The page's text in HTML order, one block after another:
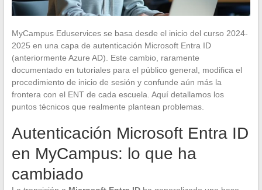
MyCampus Eduservices se basa desde el inicio del curso 2024-
2025 en una capa de autenticación Microsoft Entra ID
(anteriormente Azure AD). Este cambio, raramente
documentado en tutoriales para el público general, modifica el
procedimiento de inicio de sesión y confunde aún más la
frontera con el ENT de cada escuela. Aquí detallamos los
puntos técnicos que realmente plantean problemas.
Autenticación Microsoft Entra ID
en MyCampus: lo que ha
cambiado